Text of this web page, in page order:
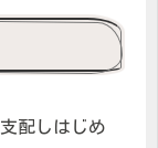
配しはじめ